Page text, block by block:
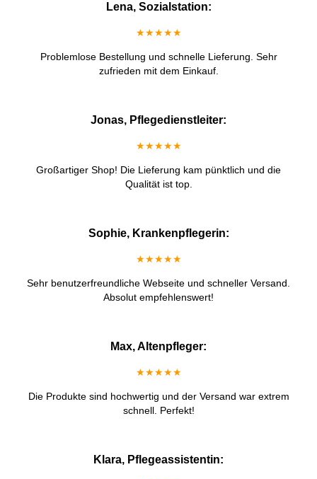
Lena, Sozialstation:
★★★★★
Problemlose Bestellung und schnelle Lieferung. Sehr
zufrieden mit dem Einkauf.
Jonas, Pflegedienstleiter:
★★★★★
Großartiger Shop! Die Lieferung kam pünktlich und die
Qualität ist top.
Sophie, Krankenpflegerin:
★★★★★
Sehr benutzerfreundliche Webseite und schneller Versand.
Absolut empfehlenswert!
Max, Altenpfleger:
★★★★★
Die Produkte sind hochwertig und der Versand war extrem
schnell. Perfekt!
Klara, Pflegeassistentin: